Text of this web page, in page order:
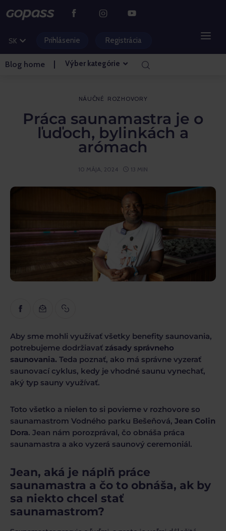
SK
CS
HU
Prihlásenie Registrácia
Blog home Výber kategórie
VODNÉ PARKY
GOLF
ZÁBAVNÉ PARKY
VSTUPENKY A ZÁŽITKY
BLOG HLAVNÁ STRÁNKA
Rozhovory
Recenzie
NÁUČNÉ ROZHOVORY
Práca saunamastra je o
ľuďoch, bylinkách a
arómach
10 MÁJA, 2024 13 MIN
Aby sme mohli využívať všetky benefity saunovania,
potrebujeme dodržiavať zásady správneho
saunovania. Teda poznať, ako má správne vyzerať
saunovací cyklus, kedy je vhodné saunu vynechať,
aký typ sauny využívať.
Toto všetko a nielen to si povieme v rozhovore so
saunamastrom Vodného parku Bešeňová, Jean Colin
Dora. Jean nám porozprával, čo obnáša práca
saunamastra a ako vyzerá saunový ceremoniál.
Jean, aká je náplň práce
saunamastra a čo to obnáša, ak by
sa niekto chcel stať
saunamastrom?